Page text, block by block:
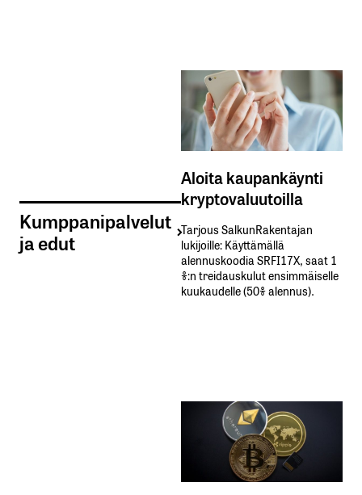
Kumppanipalvelut
ja edut
Aloita kaupankäynti
kryptovaluutoilla
Tarjous SalkunRakentajan
lukijoille: Käyttämällä​ ​
alennuskoodia​ ​SRFI17X,​ ​saat​ ​1
%:n treidauskulut​ ​ensimmäiselle​ ​
kuukaudelle​ ​(50%​ ​alennus).